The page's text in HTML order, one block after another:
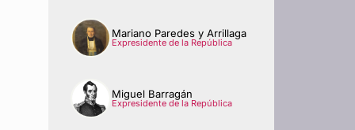
Mariano Paredes y Arrillaga
Expresidente de la República
Miguel Barragán
Expresidente de la República